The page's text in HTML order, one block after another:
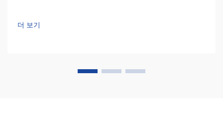
더 보기